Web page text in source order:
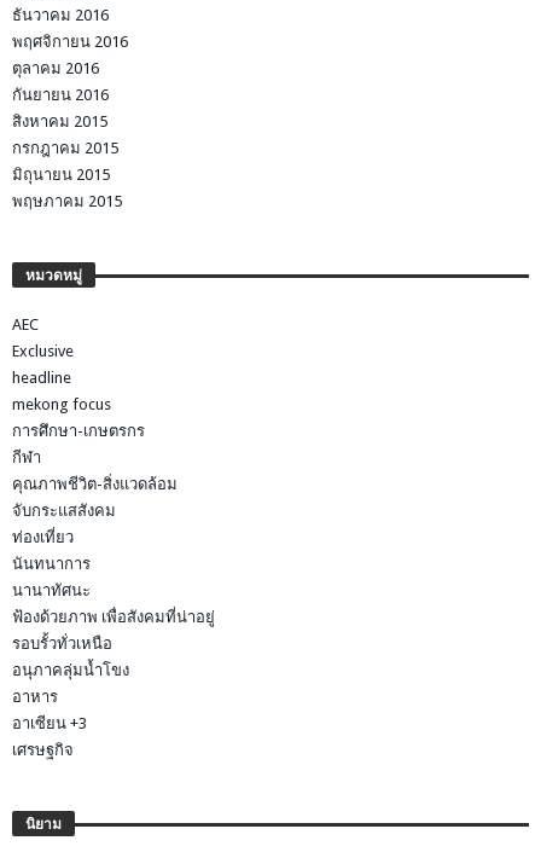
ธันวาคม 2016
พฤศจิกายน 2016
ตุลาคม 2016
กันยายน 2016
สิงหาคม 2015
กรกฎาคม 2015
มิถุนายน 2015
พฤษภาคม 2015
หมวดหมู่
AEC
Exclusive
headline
mekong focus
การศึกษา-เกษตรกร
กีฬา
คุณภาพชีวิต-สิ่งแวดล้อม
จับกระแสสังคม
ท่องเที่ยว
นันทนาการ
นานาทัศนะ
ฟ้องด้วยภาพ เพื่อสังคมที่น่าอยู่
รอบรั้วทั่วเหนือ
อนุภาคลุ่มน้ำโขง
อาหาร
อาเซียน +3
เศรษฐกิจ
นิยาม